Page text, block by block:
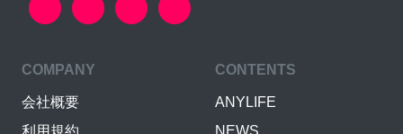
COMPANY
会社概要
CONTENTS
ANYLIFE